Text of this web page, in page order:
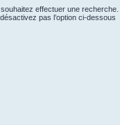
effectuer une recherche.
pas l’option ci-dessous